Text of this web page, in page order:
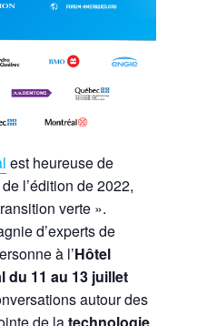
est heureuse de
l’édition de 2022,
verte ».
d’experts de
à l’Hôtel
du 11 au 13 juillet
autour des
de latechnologie